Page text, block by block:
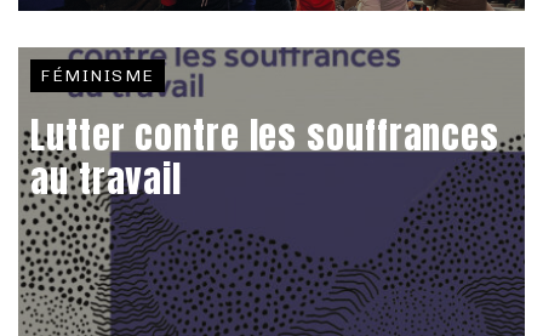
FÉMINISME
Lutter contre les souffrances
au travail